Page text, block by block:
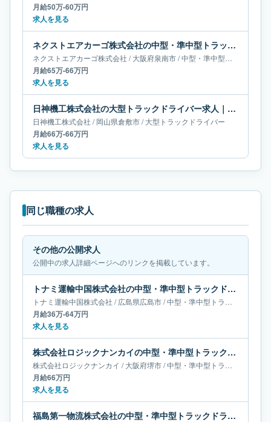
月給50万-60万円
求人を見る
ネクストエアカーゴ株式会社の中型・準中型トラックドライバー求人｜大阪府泉南市｜月給65万-66万円
ネクストエアカーゴ株式会社 /大阪府泉南市/中型・準中型トラックドライバー
月給65万-66万円
求人を見る
日神機工株式会社の大型トラックドライバー求人｜岡山県倉敷市｜月給66万-66万円
日神機工株式会社 /岡山県倉敷市/大型トラックドライバー
月給66万-66万円
求人を見る
同じ職種の求人
その他の公開求人
公開中の求人詳細ページへのリンクを掲載しています。
トナミ運輸中国株式会社の中型・準中型トラックドライバー求人｜広島県広島市｜月給36万-64万円
トナミ運輸中国株式会社 /広島県広島市/中型・準中型トラックドライバー
月給36万-64万円
求人を見る
株式会社ロジックナンカイの中型・準中型トラックドライバー求人｜大阪府堺市｜月給66万円
株式会社ロジックナンカイ /大阪府堺市/中型・準中型トラックドライバー
月給66万円
求人を見る
福島第一物流株式会社の中型・準中型トラックドライバー求人｜福島県相馬市｜月給40万-67万円